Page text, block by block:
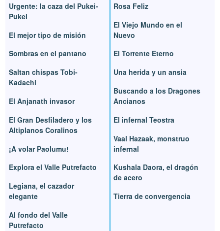
Urgente: la caza del Pukei-
Pukei
El mejor tipo de misión
Sombras en el pantano
Saltan chispas Tobi-
Kadachi
El Anjanath invasor
El Gran Desfiladero y los
Altiplanos Coralinos
¡A volar Paolumu!
Explora el Valle Putrefacto
Legiana, el cazador
elegante
Al fondo del Valle
Putrefacto
Rosa Feliz
El Viejo Mundo en el
Nuevo
El Torrente Eterno
Una herida y un ansia
Buscando a los Dragones
Ancianos
El infernal Teostra
Vaal Hazaak, monstruo
infernal
Kushala Daora, el dragón
de acero
Tierra de convergencia